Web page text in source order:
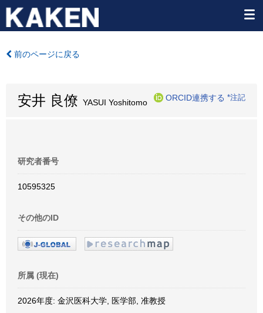
前のページに戻る
安井 良僚 YASUI Yoshitomo
ORCID連携する *注記
研究者番号
10595325
その他のID
所属 (現在)
2026年度: 金沢医科大学, 医学部, 准教授